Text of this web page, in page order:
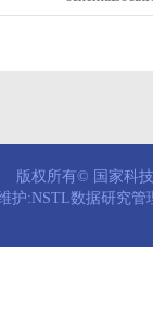
版权所有© 国家科
护:NSTL数据研究管